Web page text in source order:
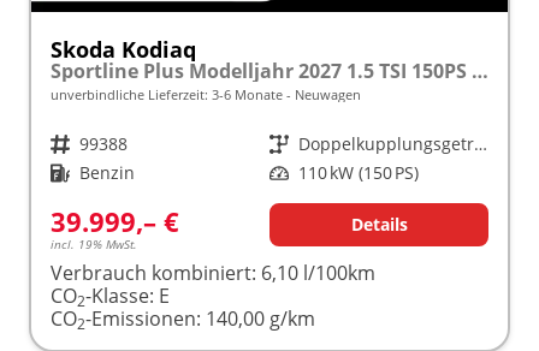
Skoda Kodiaq
Sportline Plus Modelljahr 2027 1.5 TSI 150PS DSG MATRIX/KAMERA/ACC/MEMORY/NAVI/SHZ/3Z.KLIMA/ELEKTR. HECKKLAPPE frei konfigurierbar!
unverbindliche Lieferzeit: 3-6 Monate Neuwagen
Fahrzeugnr. 99388 Getriebe
Doppelkupplungsgetriebe (DSG)
Kraftstoff Benzin Leistung 110 kW (150 PS)
39.999,– €
incl. 19% MwSt.
Details
Verbrauch kombiniert: 6,10 l/100km
CO2-Klasse: E
CO2-Emissionen: 140,00 g/km